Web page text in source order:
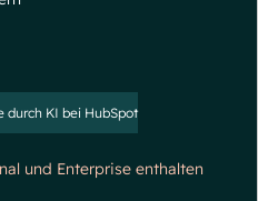
durch KI bei HubSpot
und Enterprise enthalten